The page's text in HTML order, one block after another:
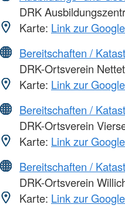
DRK
Karte: Link zur
Bereitschaften /
DRK-Ortsverein
Karte: Link zur
Bereitschaften /
DRK-Ortsverein
Karte: Link zur
Bereitschaften /
DRK-Ortsverein
Karte: Link zur